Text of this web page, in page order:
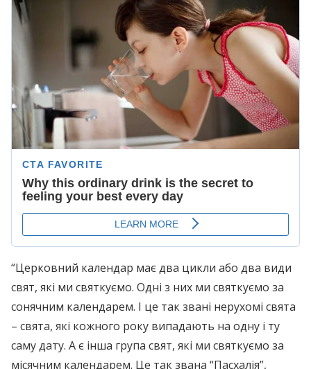
“Церковний календар має два цикли або два види
свят, які ми святкуємо. Одні з них ми святкуємо за
сонячним календарем. І це так звані нерухомі свята
– свята, які кожного року випадають на одну і ту
саму дату. А є інша група свят, які ми святкуємо за
місячним календарем. Це так звана “Пасхалія”,